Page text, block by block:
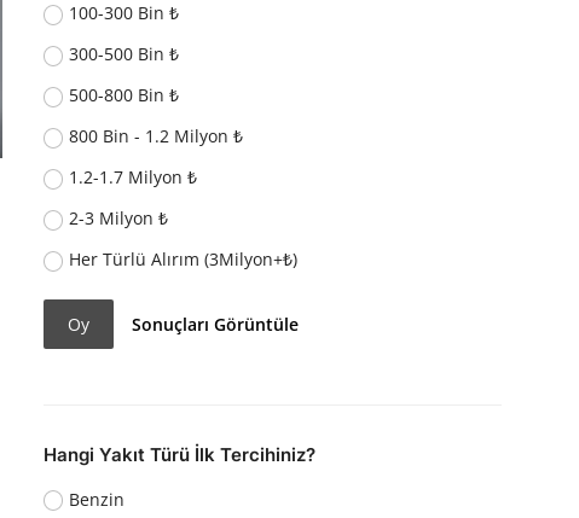
100-300 Bin ₺
300-500 Bin ₺
500-800 Bin ₺
800 Bin - 1.2 Milyon ₺
1.2-1.7 Milyon ₺
2-3 Milyon ₺
Her Türlü Alırım (3Milyon+₺)
Oy Sonuçları Görüntüle
Hangi Yakıt Türü İlk Tercihiniz?
Benzin